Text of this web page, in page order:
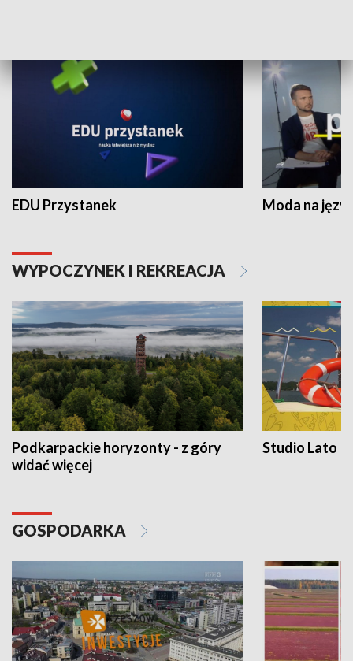
EDU Przystanek Moda na
WYPOCZYNEK I REKREACJA
Podkarpackie horyzonty - z góry
widać więcej
Studio Lato
GOSPODARKA